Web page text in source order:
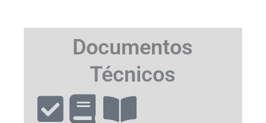
Documentos
Técnicos